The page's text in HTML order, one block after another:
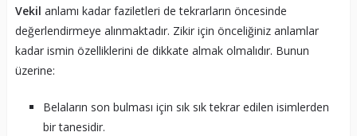
Vekil anlamı kadar faziletleri de tekrarların öncesinde
değerlendirmeye alınmaktadır. Zikir için önceliğiniz anlamlar
kadar ismin özelliklerini de dikkate almak olmalıdır. Bunun
üzerine:
Belaların son bulması için sık sık tekrar edilen isimlerden
bir tanesidir.